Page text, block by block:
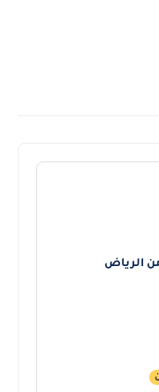
الرياض